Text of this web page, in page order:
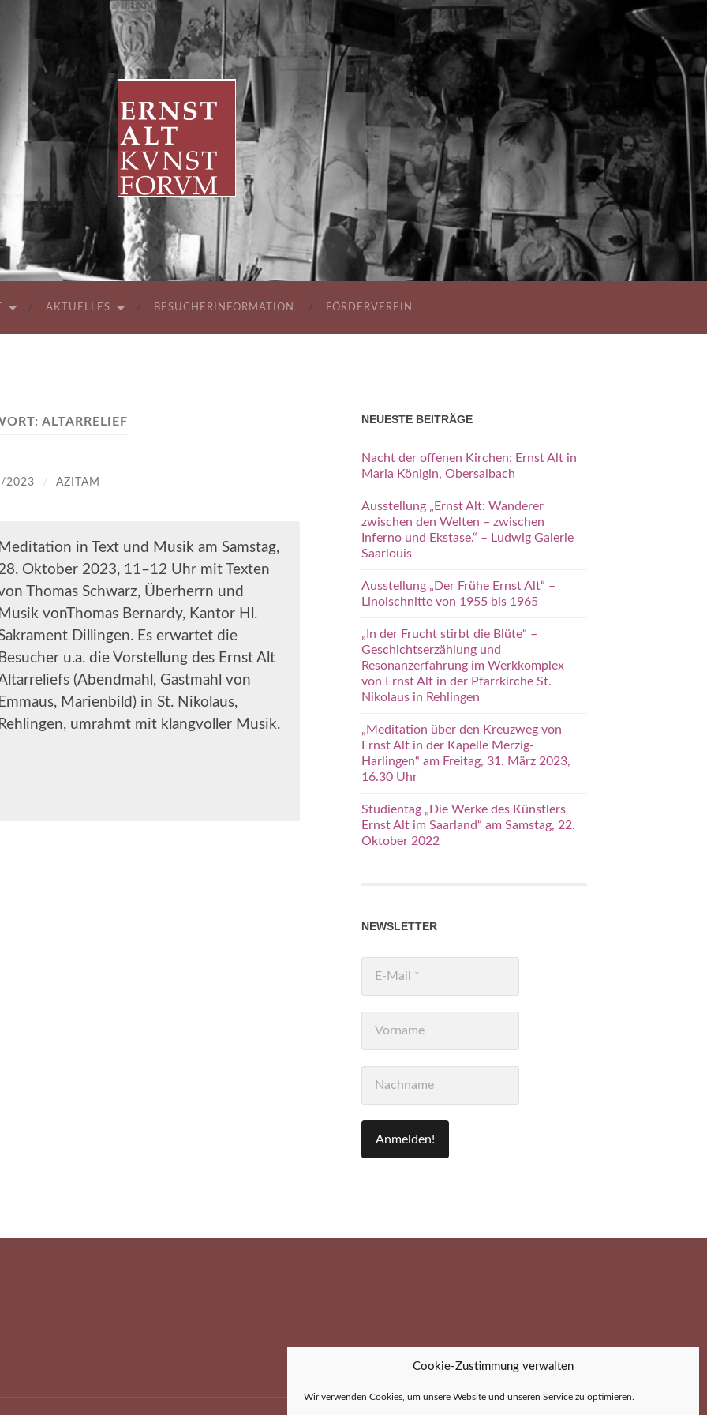
Cookie-Zustimmung verwalten
Wir verwenden Cookies, um unsere Website und unseren Service zu optimieren.
ERNST
ALT
KUNSTFORUM
AKTUELLES BESUCHERINFORMATION FÖRDERVEREIN
ALTARRELIEF
2023 / AZITAM
Meditation in Text und Musik am Samstag,
Oktober 2023, 11–12 Uhr mit Texten
Thomas Schwarz, Überherrn und
Musik vonThomas Bernardy, Kantor Hl.
Dillingen. Es erwartet die
Besucher u.a. die Vorstellung des Ernst Alt
(Abendmahl, Gastmahl von
Emmaus, Marienbild) in St. Nikolaus,
Rehlingen, umrahmt mit klangvoller Musik.
NEUESTE BEITRÄGE
Nacht der offenen Kirchen: Ernst Alt in
Maria Königin, Obersalbach
Ausstellung „Ernst Alt: Wanderer
zwischen den Welten – zwischen
Inferno und Ekstase.“ – Ludwig Galerie
Saarlouis
Ausstellung „Der Frühe Ernst Alt“ –
Linolschnitte von 1955 bis 1965
„In der Frucht stirbt die Blüte“ –
Geschichtserzählung und
Resonanzerfahrung im Werkkomplex
von Ernst Alt in der Pfarrkirche St.
Nikolaus in Rehlingen
„Meditation über den Kreuzweg von
Ernst Alt in der Kapelle Merzig-
Harlingen“ am Freitag, 31. März 2023,
16.30 Uhr
Studientag „Die Werke des Künstlers
Ernst Alt im Saarland“ am Samstag, 22.
Oktober 2022
NEWSLETTER